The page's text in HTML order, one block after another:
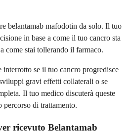
belantamab mafodotin da solo. Il tuo
in base a come il tuo cancro sta
come stai tollerando il farmaco.
interrotto se il tuo cancro progredisce
gravi effetti collaterali o se
Il tuo medico discuterà queste
di trattamento.
ricevuto Belantamab